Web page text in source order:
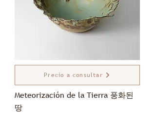
Precio a consultar
Meteorización de la Tierra 풍화된
땅